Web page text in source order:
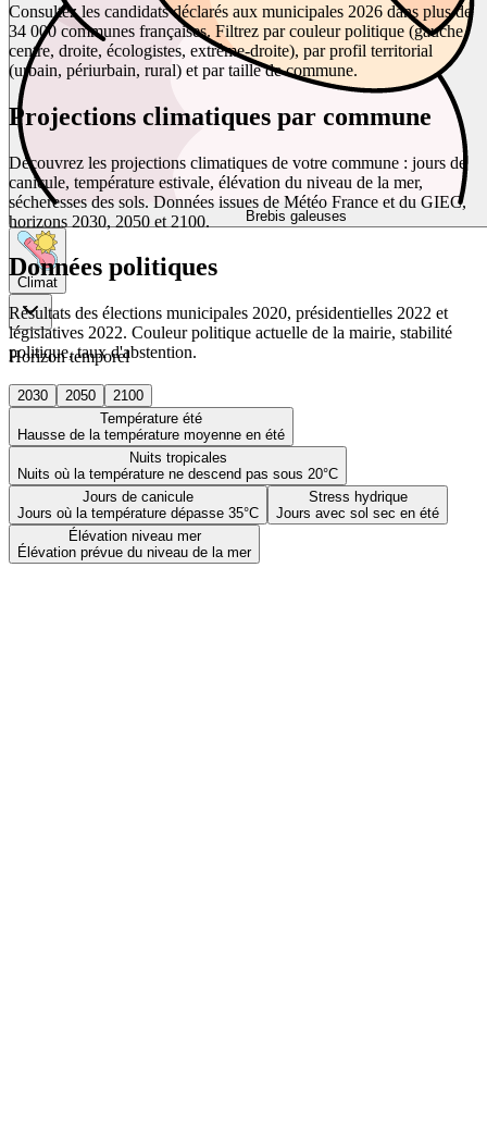
Brebis galeuses
Climat
Horizon temporel
2030 2050
2100
Température été
Hausse de la température moyenne en été
Nuits tropicales
Nuits où la température ne descend pas sous 20°C
Jours de canicule
Jours où la température dépasse 35°C
Stress hydrique
Jours avec sol sec en été
Élévation niveau mer
Élévation prévue du niveau de la mer
Consultez les candidats déclarés aux municipales 2026 dans plus de
34 000 communes françaises. Filtrez par couleur politique (gauche,
centre, droite, écologistes, extrême-droite), par profil territorial
(urbain, périurbain, rural) et par taille de commune.
Projections climatiques par commune
Découvrez les projections climatiques de votre commune : jours de
canicule, température estivale, élévation du niveau de la mer,
sécheresses des sols. Données issues de Météo France et du GIEC,
horizons 2030, 2050 et 2100.
Données politiques
Résultats des élections municipales 2020, présidentielles 2022 et
législatives 2022. Couleur politique actuelle de la mairie, stabilité
politique, taux d'abstention.